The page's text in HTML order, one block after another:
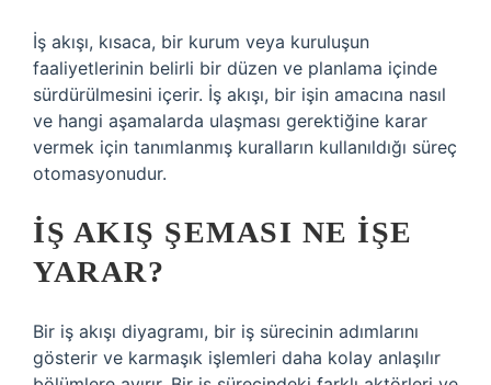
İş akışı, kısaca, bir kurum veya kuruluşun
faaliyetlerinin belirli bir düzen ve planlama içinde
sürdürülmesini içerir. İş akışı, bir işin amacına nasıl
ve hangi aşamalarda ulaşması gerektiğine karar
vermek için tanımlanmış kuralların kullanıldığı süreç
otomasyonudur.
İŞ AKIŞ ŞEMASI NE IŞE
YARAR?
Bir iş akışı diyagramı, bir iş sürecinin adımlarını
gösterir ve karmaşık işlemleri daha kolay anlaşılır